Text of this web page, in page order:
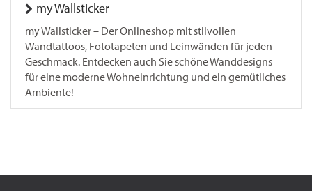
my Wallsticker
my Wallsticker – Der Onlineshop mit stilvollen
Wandtattoos, Fototapeten und Leinwänden für jeden
Geschmack. Entdecken auch Sie schöne Wanddesigns
für eine moderne Wohneinrichtung und ein gemütliches
Ambiente!